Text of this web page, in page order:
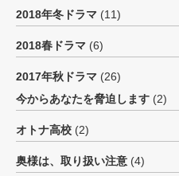
2018年冬ドラマ (11)
2018春ドラマ (6)
2017年秋ドラマ (26)
今からあなたを脅迫します (2)
オトナ高校 (2)
奥様は、取り扱い注意 (4)